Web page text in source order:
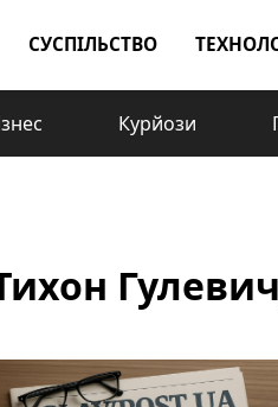
СУСПІЛЬСТВО
Курйози